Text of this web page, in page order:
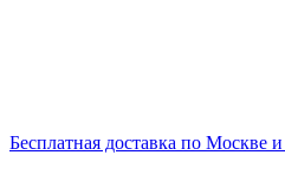
Бесплатная доставка по Москве